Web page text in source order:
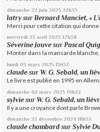
dimanche 22 juin 2025 22h35
latry surBernard Manciet, «
Merci pour cette citation qui donne
mercredi 23 avril 2025 17h38
Séverine Jouve surPascal
Monter dans la mansarde
lundi 03 mars 2025 15h52
claude surW. G. Sebald, un
Le livre est publié en 1995 en
dimanche 02 mars 2025 19h22
sylvie surW. G. Sebald, un
Il y a une croyance dont parle
dimanche 22 décembre 2024 18h53
claude chambard surSylvie